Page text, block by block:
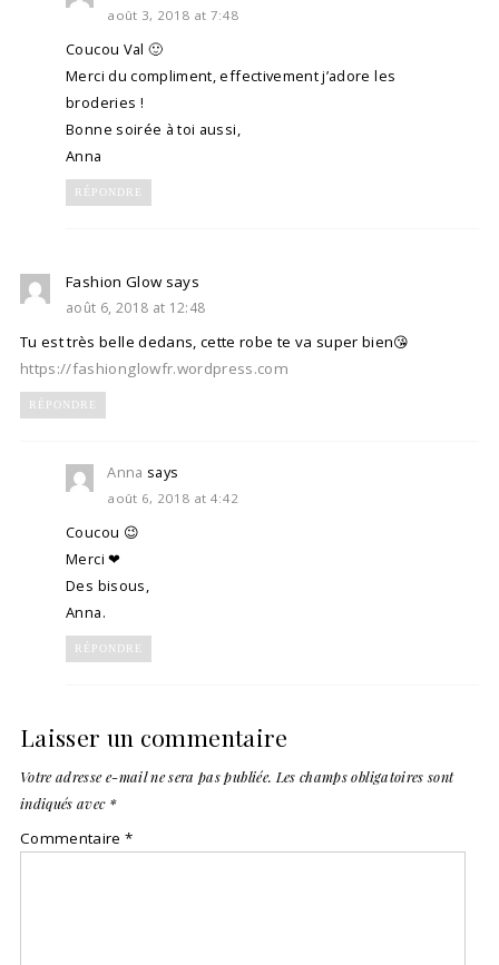
août 3, 2018 at 7:48
Coucou Val 🙂
Merci du compliment, effectivement j’adore les
broderies !
Bonne soirée à toi aussi,
Anna
RÉPONDRE
Fashion Glow says
août 6, 2018 at 12:48
Tu est très belle dedans, cette robe te va super bien😘
https://fashionglowfr.wordpress.com
RÉPONDRE
Anna says
août 6, 2018 at 4:42
Coucou 😉
Merci ❤
Des bisous,
Anna.
RÉPONDRE
Laisser un commentaire
Votre adresse e-mail ne sera pas publiée. Les champs obligatoires sont
indiqués avec *
Commentaire*